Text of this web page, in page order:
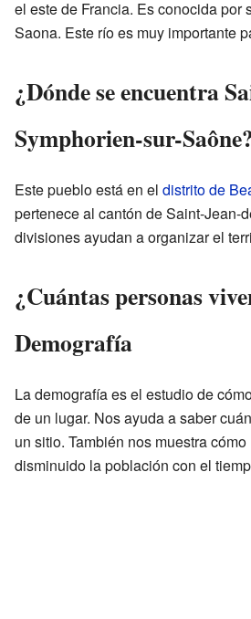
el este de Francia. Es conocida por
Saona. Este río es muy importante
¿Dónde se encuentra
Symphorien-sur-
Este pueblo está en el distrito de
pertenece al cantón de Saint-Jean-
divisiones ayudan a organizar el
¿Cuántas personas
Demografía
La demografía es el estudio de
de un lugar. Nos ayuda a saber
un sitio. También nos muestra
disminuido la población con el